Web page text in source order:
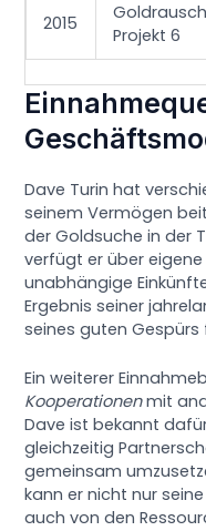
2015
Goldrausch
Projekt 6
Dave Turin hat
seinem Vermögen
der Goldsuche in der
verfügt er über
unabhängige
Ergebnis seiner
seines guten Gespürs
Ein weiterer
Kooperationenmit
Dave ist bekannt
gleichzeitig
gemeinsam
kann er nicht nur
auch von den